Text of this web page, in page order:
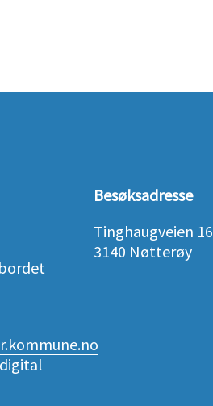
Besøksadresse
Tinghaugveien 16
3140 Nøtterøy